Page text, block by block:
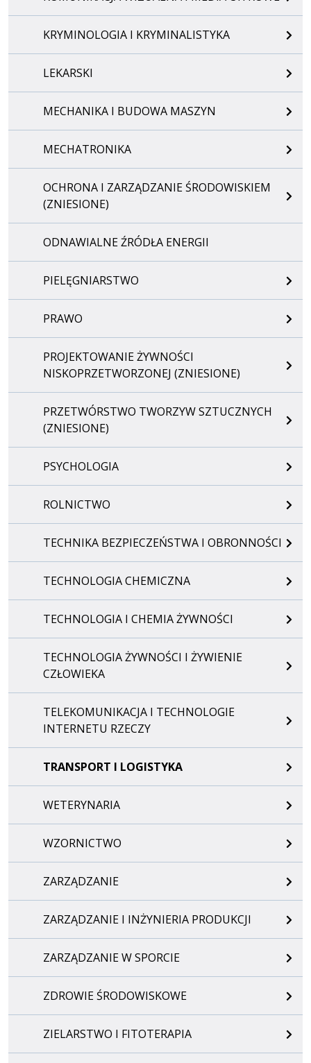
KRYMINOLOGIA I KRYMINALISTYKA
LEKARSKI
MECHANIKA I BUDOWA MASZYN
MECHATRONIKA
OCHRONA I ZARZĄDZANIE ŚRODOWISKIEM
(ZNIESIONE)
ODNAWIALNE ŹRÓDŁA ENERGII
PIELĘGNIARSTWO
PRAWO
PROJEKTOWANIE ŻYWNOŚCI
NISKOPRZETWORZONEJ (ZNIESIONE)
PRZETWÓRSTWO TWORZYW SZTUCZNYCH
(ZNIESIONE)
PSYCHOLOGIA
ROLNICTWO
TECHNIKA BEZPIECZEŃSTWA I OBRONNOŚCI
TECHNOLOGIA CHEMICZNA
TECHNOLOGIA I CHEMIA ŻYWNOŚCI
TECHNOLOGIA ŻYWNOŚCI I ŻYWIENIE
CZŁOWIEKA
TELEKOMUNIKACJA I TECHNOLOGIE
INTERNETU RZECZY
TRANSPORT I LOGISTYKA
WETERYNARIA
WZORNICTWO
ZARZĄDZANIE
ZARZĄDZANIE I INŻYNIERIA PRODUKCJI
ZARZĄDZANIE W SPORCIE
ZDROWIE ŚRODOWISKOWE
ZIELARSTWO I FITOTERAPIA